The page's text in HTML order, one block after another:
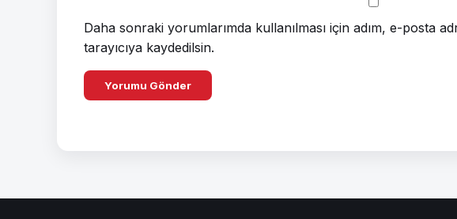
Daha sonraki yorumlarımda kullanılması için adım, e-posta
tarayıcıya kaydedilsin.